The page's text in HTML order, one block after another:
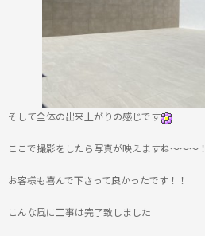
そして全体の出来上がりの感じです
ここで撮影をしたら写真が映えますね～～～！
お客様も喜んで下さって良かったです！！
こんな風に工事は完了致しました